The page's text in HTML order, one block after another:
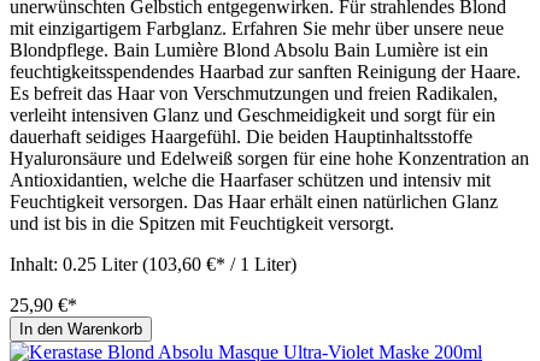
unerwünschten Gelbstich entgegenwirken. Für strahlendes Blond
mit einzigartigem Farbglanz. Erfahren Sie mehr über unsere neue
Blondpflege. Bain Lumière Blond Absolu Bain Lumière ist ein
feuchtigkeitsspendendes Haarbad zur sanften Reinigung der Haare.
Es befreit das Haar von Verschmutzungen und freien Radikalen,
verleiht intensiven Glanz und Geschmeidigkeit und sorgt für ein
dauerhaft seidiges Haargefühl. Die beiden Hauptinhaltsstoffe
Hyaluronsäure und Edelweiß sorgen für eine hohe Konzentration an
Antioxidantien, welche die Haarfaser schützen und intensiv mit
Feuchtigkeit versorgen. Das Haar erhält einen natürlichen Glanz
und ist bis in die Spitzen mit Feuchtigkeit versorgt.
Inhalt: 0.25 Liter(103,60 €* / 1 Liter)
25,90 €*
In den Warenkorb